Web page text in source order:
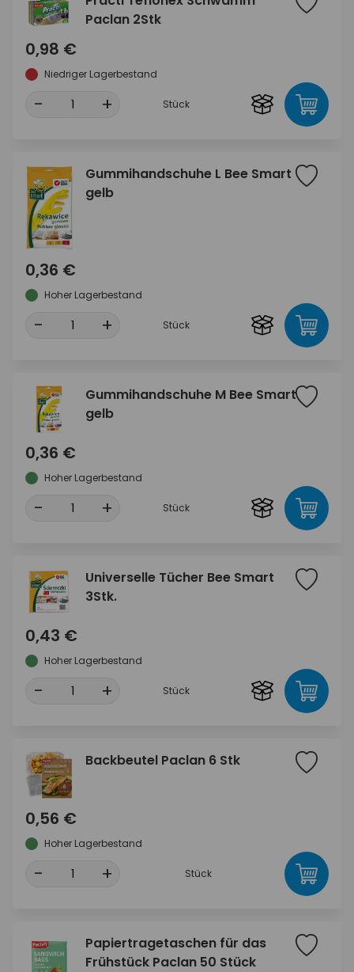
Paclan 2Stk
0,98 €
Niedriger Lagerbestand
- + Stück
Gummihandschuhe L Bee Smart
gelb
0,36 €
Hoher Lagerbestand
- + Stück
Gummihandschuhe M Bee Smart
gelb
0,36 €
Hoher Lagerbestand
- + Stück
Universelle Tücher Bee Smart
3Stk.
0,43 €
Hoher Lagerbestand
- + Stück
Backbeutel Paclan 6 Stk
0,56 €
Hoher Lagerbestand
- + Stück
Papiertragetaschen für das
Frühstück Paclan 50 Stück